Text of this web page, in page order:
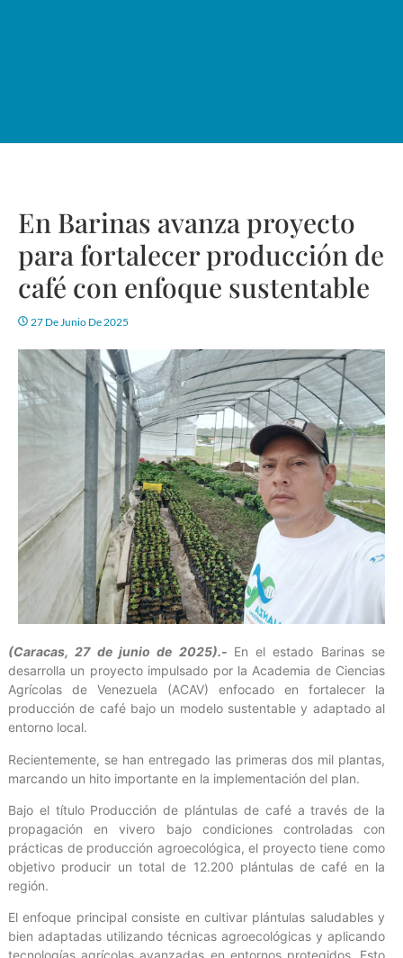
En Barinas avanza proyecto
para fortalecer producción de
café con enfoque sustentable
27 De Junio De 2025
(Caracas, 27 de junio de 2025).- En el estado Barinas se
desarrolla un proyecto impulsado por la Academia de Ciencias
Agrícolas de Venezuela (ACAV) enfocado en fortalecer la
producción de café bajo un modelo sustentable y adaptado al
entorno local.
Recientemente, se han entregado las primeras dos mil plantas,
marcando un hito importante en la implementación del plan.
Bajo el título Producción de plántulas de café a través de la
propagación en vivero bajo condiciones controladas con
prácticas de producción agroecológica, el proyecto tiene como
objetivo producir un total de 12.200 plántulas de café en la
región.
El enfoque principal consiste en cultivar plántulas saludables y
bien adaptadas utilizando técnicas agroecológicas y aplicando